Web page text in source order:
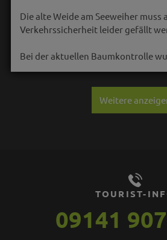
Die alte Weide am Seeweiher muss
Verkehrssicherheit leider gefällt
Bei der aktuellen Baumkontrolle
Weitere
TOURIST-
09141